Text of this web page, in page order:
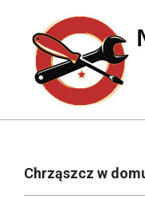
content
NavigationChrząszcz w